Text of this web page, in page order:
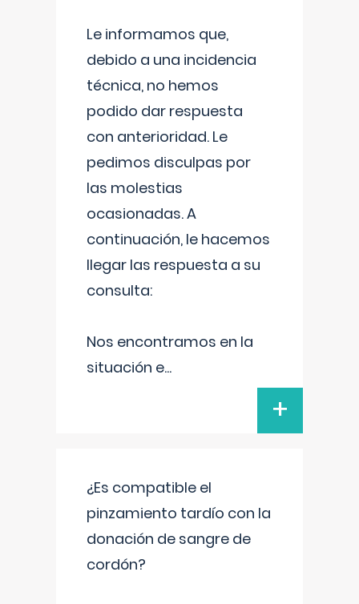
Le informamos que,
debido a una incidencia
técnica, no hemos
podido dar respuesta
con anterioridad. Le
pedimos disculpas por
las molestias
ocasionadas. A
continuación, le hacemos
llegar las respuesta a su
consulta:
Nos encontramos en la
situación e...
+
¿Es compatible el
pinzamiento tardío con la
donación de sangre de
cordón?